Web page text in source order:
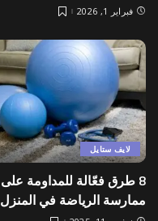
فبراير 1, 2026
لايف ستايل
8 طرق فعّالة للمداومة على
ممارسة الرياضة في المنزل